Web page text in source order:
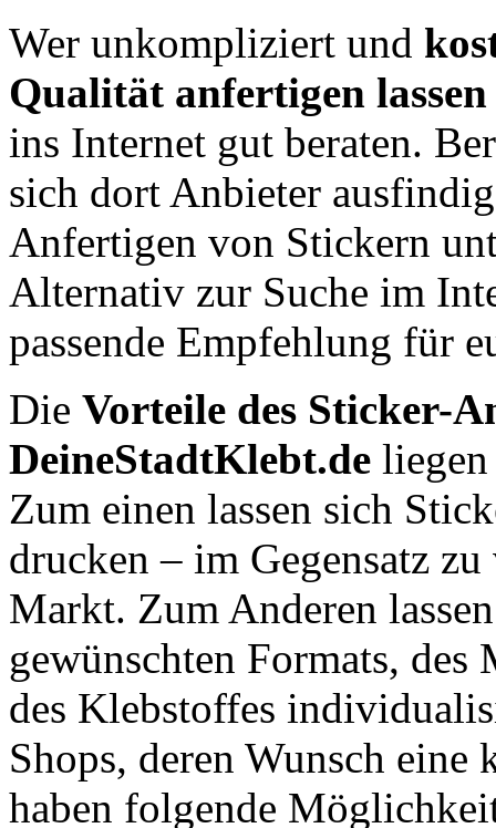
Wer unkompliziert und
Qualität anfertigen lassen
ins Internet gut beraten.
sich dort Anbieter
Anfertigen von Stickern
Alternativ zur Suche im
passende Empfehlung für
Die Vorteile des Sticker-
DeineStadtKlebt.de
Zum einen lassen sich
drucken – im Gegensatz
Markt. Zum Anderen
gewünschten Formats,
des Klebstoffes
Shops, deren Wunsch
haben folgende